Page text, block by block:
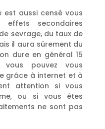
est aussi censé vous
secondaires
sevrage, du taux de
il aura sûrement du
dure en général 15
vous pouvez vous
grâce à internet et à
attention si vous
ou si vous êtes
ne sont pas